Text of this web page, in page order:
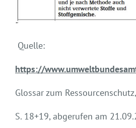
Quelle:
https://
Glossar zum
S. 18+19, abgerufen am